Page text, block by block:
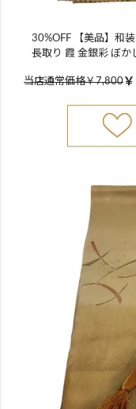
30%OFF 【美品】和
長取り 霞 金銀彩 ぼか
当店通常価格￥7,800￥